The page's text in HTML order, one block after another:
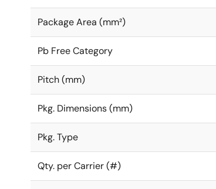
Package Area (mm²)
Pb Free Category
Pitch (mm)
Pkg. Dimensions (mm)
Pkg. Type
Qty. per Carrier (#)